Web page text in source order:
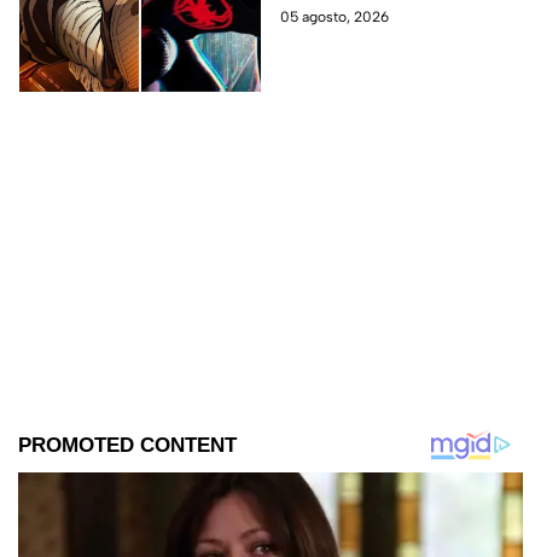
últimos años.
05 agosto, 2026